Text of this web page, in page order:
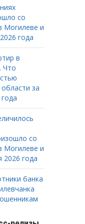
со
Могилеве и
года
в
Что
за
со
Могилеве и
2026 года
банка